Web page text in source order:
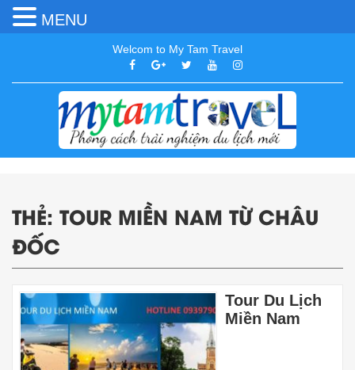
Welcom to My Tam Travel
THẺ: TOUR MIỀN NAM TỪ CHÂU
ĐỐC
Tour Du Lịch
Miền Nam
MENU